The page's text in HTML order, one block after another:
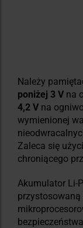
Należy
poniżej 3 V na
4,2 V na
wymienionej
Zaleca się
chroniącego
Akumulator Li-
przystosowaną